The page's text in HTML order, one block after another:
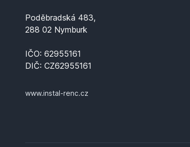
Poděbradská 483,
288 02 Nymburk
IČO: 62955161
DIČ: CZ62955161
www.instal-renc.cz